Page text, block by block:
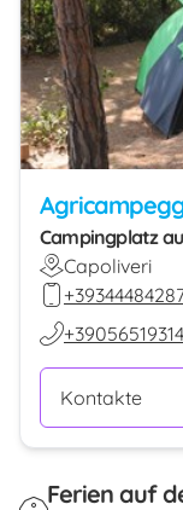
Campingplatz
Capoliveri
Kontakte
Ferien auf